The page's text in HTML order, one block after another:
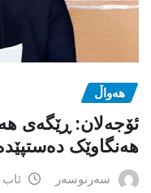
هەواڵ
ئۆجەلان: ڕێگەی
هەنگاوێک
سەرنوسەر ئاب 6, 2026